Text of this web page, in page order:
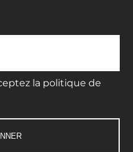
la politique de